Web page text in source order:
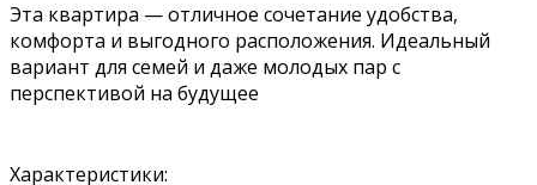
Эта квартира — отличное сочетание удобства,
комфорта и выгодного расположения. Идеальный
вариант для семей и даже молодых пар с
перспективой на будущее
Характеристики: